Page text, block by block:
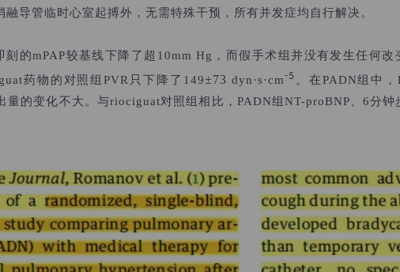
导管临时心室起搏外，无需特殊干预，所有并发症均自行解决。
刻的mPAP较基线下降了超10mm Hg，而假手术组并没有发生任何
药物的对照组PVR只下降了 149±73 dyn·s·cm-5 。在PADN组中
量的变化不大。与riociguat对照组相比，PADN组NT-proBNP、6分